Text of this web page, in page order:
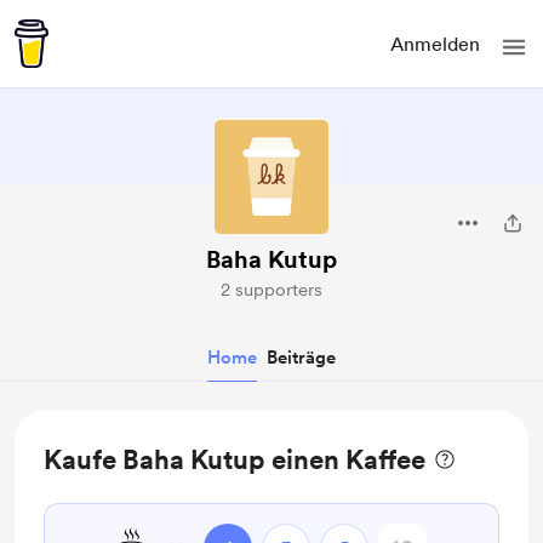
Anmelden
Baha Kutup
2 supporters
Home Beiträge
Kaufe Baha Kutup einen Kaffee